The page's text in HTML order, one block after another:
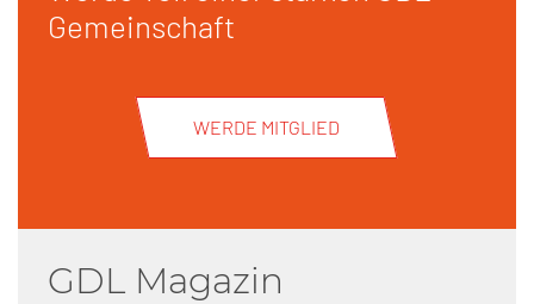
Gemeinschaft
WERDE MITGLIED
GDL Magazin